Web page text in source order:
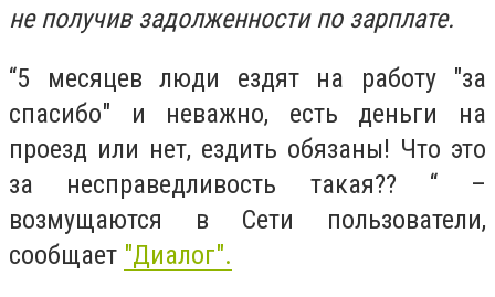
не получив задолженности по зарплате.
“5 месяцев люди ездят на работу "за
спасибо" и неважно, есть деньги на
проезд или нет, ездить обязаны! Что это
за несправедливость такая?? “ –
возмущаются в Сети пользователи,
сообщает "Диалог".